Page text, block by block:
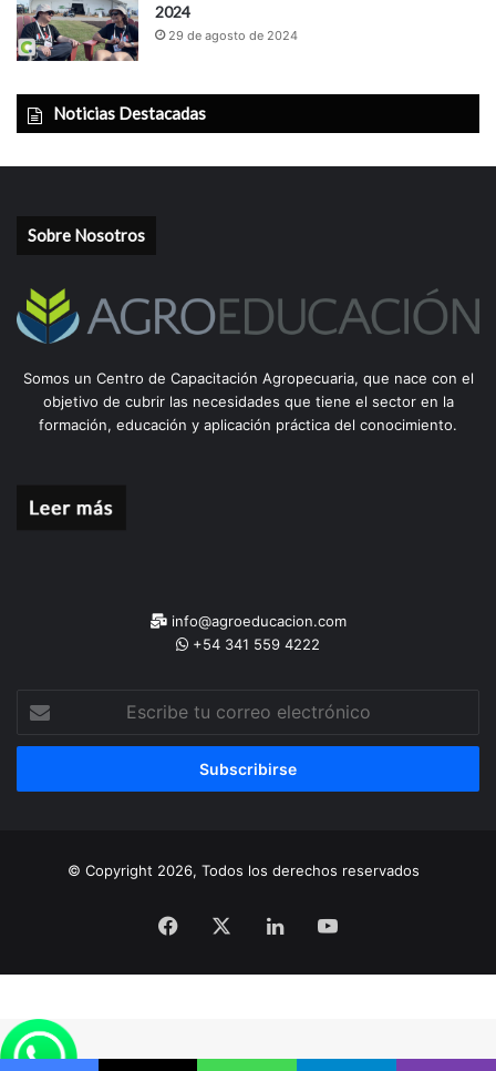
2024
29 de agosto de 2024
Noticias Destacadas
Sobre Nosotros
Somos un Centro de Capacitación Agropecuaria, que nace con el
objetivo de cubrir las necesidades que tiene el sector en la
formación, educación y aplicación práctica del conocimiento.
info@agroeducacion.com
+54 341 559 4222
correo
© Copyright 2026, Todos los derechos reservados
Facebook LinkedInYouTube